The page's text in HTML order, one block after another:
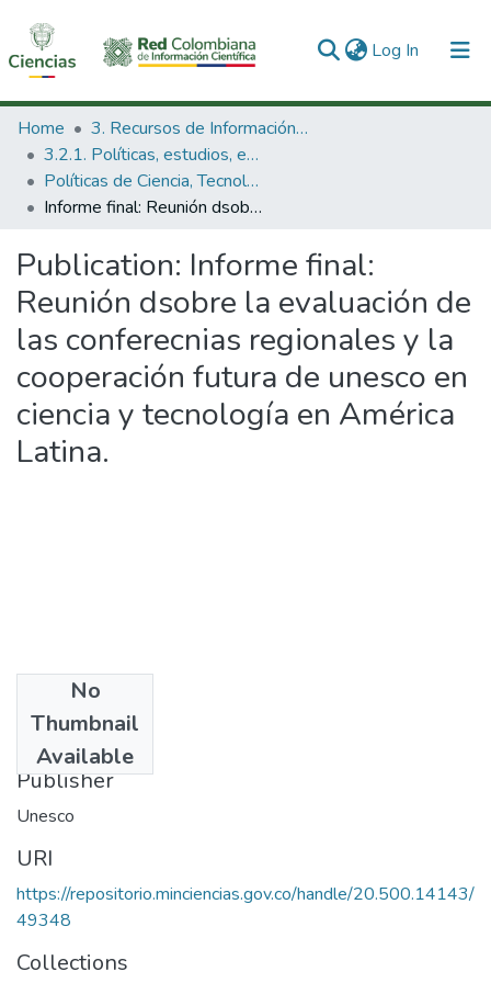
Log In (current)
Communities & Collections
All of DSpace
Statistics
Home
3. Recursos de Información Científica y Tecnológica
3.2.1. Políticas, estudios, evaluaciones e indicadores de CTeI
Políticas de Ciencia, Tecnología e Innovación
Informe final: Reunión dsobre la evaluación de las conferecnias regionales y la cooperación futura de unesco en ciencia y tecnología en América Latina.
Publication: Informe final:
Reunión dsobre la evaluación de
las conferecnias regionales y la
cooperación futura de unesco en
ciencia y tecnología en América
Latina.
No
Thumbnail
Available
1988
Publisher
Unesco
URI
https://repositorio.minciencias.gov.co/handle/20.500.14143/
49348
Collections